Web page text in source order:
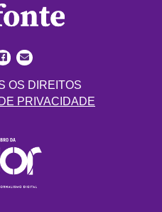
OS DIREITOS
PRIVACIDADE